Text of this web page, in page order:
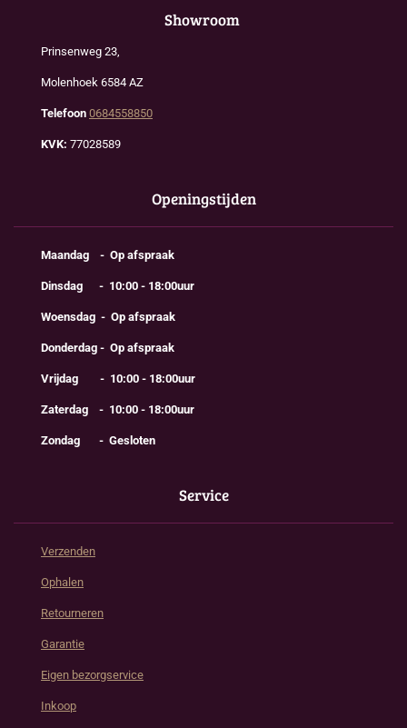
Showroom
Prinsenweg 23,
Molenhoek 6584 AZ
Telefoon 0684558850
KVK: 77028589
Openingstijden
Maandag - Op afspraak
Dinsdag - 10:00 - 18:00uur
Woensdag - Op afspraak
Donderdag - Op afspraak
Vrijdag - 10:00 - 18:00uur
Zaterdag - 10:00 - 18:00uur
Zondag - Gesloten
Service
Verzenden
Ophalen
Retourneren
Garantie
Eigen bezorgservice
Inkoop